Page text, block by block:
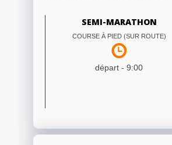
SEMI-MARATHON
COURSE À PIED (SUR ROUTE)
départ - 9:00